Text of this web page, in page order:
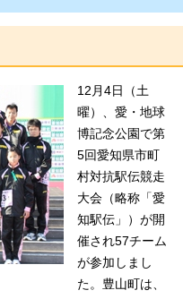
12月4日（土
曜）、愛・地球
博記念公園で第
5回愛知県市町
村対抗駅伝競走
大会（略称「愛
知駅伝」）が開
催され57チーム
が参加しまし
た。豊山町は、